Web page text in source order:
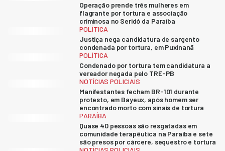
Operação prende três mulheres em
flagrante por tortura e associação
criminosa no Seridó da Paraíba
POLÍTICA
Justiça nega candidatura de sargento
condenada por tortura, em Puxinanã
POLÍTICA
Condenado por tortura tem candidatura a
vereador negada pelo TRE-PB
NOTÍCIAS POLICIAIS
Manifestantes fecham BR-101 durante
protesto, em Bayeux, após homem ser
encontrado morto com sinais de tortura
PARAÍBA
Quase 40 pessoas são resgatadas em
comunidade terapêutica na Paraíba e sete
são presos por cárcere, sequestro e tortura